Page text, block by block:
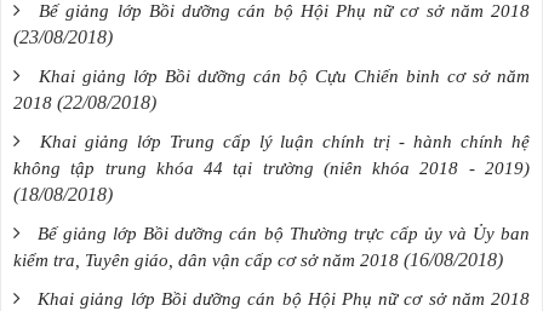
Bế giảng lớp Bồi dưỡng cán bộ Hội Phụ nữ cơ sở năm 2018
(23/08/2018)
Khai giảng lớp Bồi dưỡng cán bộ Cựu Chiến binh cơ sở năm
2018 (22/08/2018)
Khai giảng lớp Trung cấp lý luận chính trị - hành chính hệ
không tập trung khóa 44 tại trường (niên khóa 2018 - 2019)
(18/08/2018)
Bế giảng lớp Bồi dưỡng cán bộ Thường trực cấp ủy và Ủy ban
kiểm tra, Tuyên giáo, dân vận cấp cơ sở năm 2018 (16/08/2018)
Khai giảng lớp Bồi dưỡng cán bộ Hội Phụ nữ cơ sở năm 2018